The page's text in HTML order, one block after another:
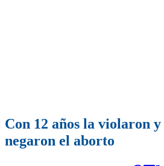
Con 12 años la violaron y
negaron el aborto